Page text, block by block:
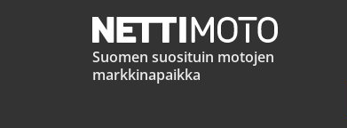
Suomen suosituin motojen
markkinapaikka